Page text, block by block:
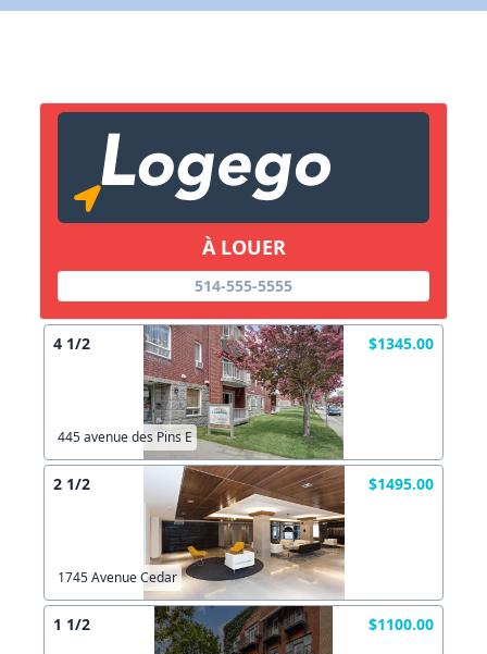
À LOUER
514-555-5555
4 1/2 $1345.00
445 avenue des Pins E
2 1/2 $1495.00
1745 Avenue Cedar
1 1/2 $1100.00
Copier lien
X Fermer Envoyez